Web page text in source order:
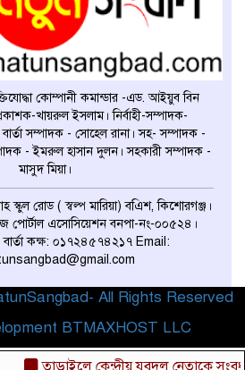
তাড়াইলে কেন্দ্রীয় যুবদল নেতাকে সংবর্ধনা
কোম্পানী কমান্ডার -এড. আইয়ুব বিন
খায়রুল ইসলাম। নির্বাহী-সম্পাদক-
সম্পাদক - সোহেল রানা। সহ- সম্পাদক -
- ইমরুল হাসান দুলন। সহকারী সম্পাদক -
মাসুদ মিয়া।
স্কুল রোড ( স্বল্প মারিয়া) বএিশ, কিশোরগঞ্জ।
পোর্টাল এসোসিয়েশন বনপা-নং-০০৫২৪।
কক্ষ: ০১৭২৪৫৭৪২১৭ Email:
All Rights Reserved
BTMAXHOST LLC
BTMAXHOST